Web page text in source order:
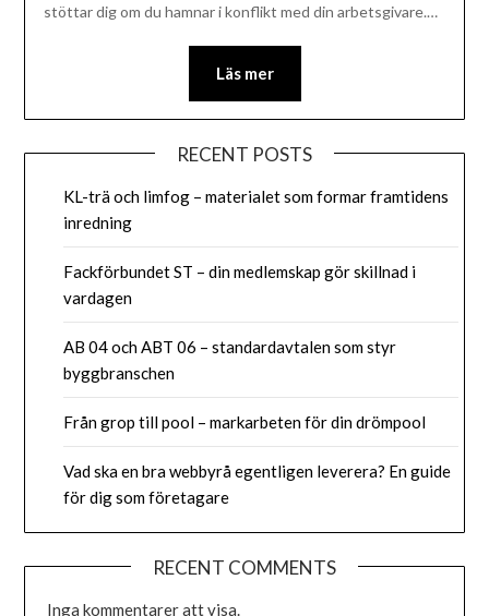
stöttar dig om du hamnar i konflikt med din arbetsgivare.…
Läs mer
RECENT POSTS
KL-trä och limfog – materialet som formar framtidens
inredning
Fackförbundet ST – din medlemskap gör skillnad i
vardagen
AB 04 och ABT 06 – standardavtalen som styr
byggbranschen
Från grop till pool – markarbeten för din drömpool
Vad ska en bra webbyrå egentligen leverera? En guide
för dig som företagare
RECENT COMMENTS
Inga kommentarer att visa.